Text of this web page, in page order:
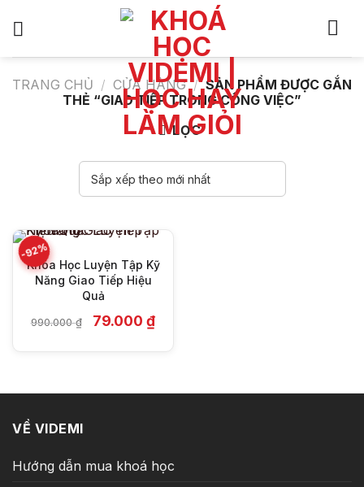
TRANG CHỦ / CỬA HÀNG / SẢN PHẨM ĐƯỢC GẮN
THẺ “GIAO TIẾP TRONG CÔNG VIỆC”
LỌC
-92%
Khóa Học Luyện Tập Kỹ
Năng Giao Tiếp Hiệu
Quả
990.000₫ Giá
gốc
79.000₫Giá
VỀ VIDEMI
Hướng dẫn mua khoá học